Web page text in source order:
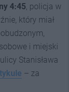
4:45, policja w
który miał
i miejski
Stanisława
– za